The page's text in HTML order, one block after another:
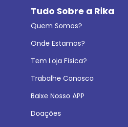
Tudo Sobre a Rika
Quem Somos?
Onde Estamos?
Tem Loja Física?
Trabalhe Conosco
Baixe Nosso APP
Doações